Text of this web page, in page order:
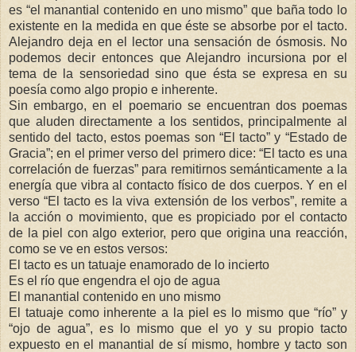
es “el manantial contenido en uno mismo” que baña todo lo
existente en la medida en que éste se absorbe por el tacto.
Alejandro deja en el lector una sensación de ósmosis. No
podemos decir entonces que Alejandro incursiona por el
tema de la sensoriedad sino que ésta se expresa en su
poesía como algo propio e inherente.
Sin embargo, en el poemario se encuentran dos poemas
que aluden directamente a los sentidos, principalmente al
sentido del tacto, estos poemas son “El tacto” y “Estado de
Gracia”; en el primer verso del primero dice: “El tacto es una
correlación de fuerzas” para remitirnos semánticamente a la
energía que vibra al contacto físico de dos cuerpos. Y en el
verso “El tacto es la viva extensión de los verbos”, remite a
la acción o movimiento, que es propiciado por el contacto
de la piel con algo exterior, pero que origina una reacción,
como se ve en estos versos:
El tacto es un tatuaje enamorado de lo incierto
Es el río que engendra el ojo de agua
El manantial contenido en uno mismo
El tatuaje como inherente a la piel es lo mismo que “río” y
“ojo de agua”, es lo mismo que el yo y su propio tacto
expuesto en el manantial de sí mismo, hombre y tacto son